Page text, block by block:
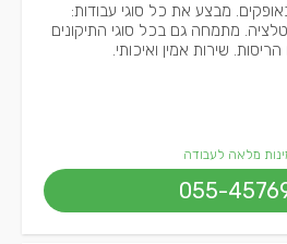
מבצע את כל סוגי עבודות:
מתמחה גם בכל סוגי התיקונים
שירות אמין ואיכותי.
מלאה לעבודה
055-